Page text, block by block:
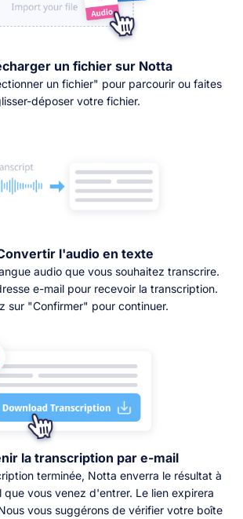
un fichier sur Notta
un fichier" pour parcourir ou faites
déposer votre fichier.
l'audio en texte
audio que vous souhaitez transcrire.
e-mail pour recevoir la transcription.
sur "Confirmer" pour continuer.
la transcription par e-mail
terminée, Notta enverra le résultat à
que vous venez d'entrer. Le lien expirera
vous suggérons de vérifier votre boîte